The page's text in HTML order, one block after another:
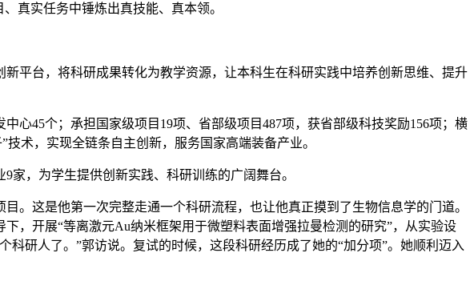
真实任务中锤炼出真技能、真本领。
平台，将科研成果转化为教学资源，让本科生在科研实践中培养创新思维、提升
心45个；承担国家级项目19项、省部级项目487项，获省部级科技奖励156项；横
术，实现全链条自主创新，服务国家高端装备产业。
，为学生提供创新实践、科研训练的广阔舞台。
。这是他第一次完整走通一个科研流程，也让他真正摸到了生物信息学的门道。
，开展“等离激元Au纳米框架用于微塑料表面增强拉曼检测的研究”，从实验设
研人了。”郭访说。复试的时候，这段科研经历成了她的“加分项”。她顺利迈入